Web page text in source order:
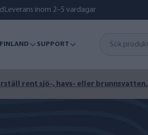
Leverans inom 2–5 vardagar
SUPPORT
rent sjö-, havs- eller brunnsvatten.